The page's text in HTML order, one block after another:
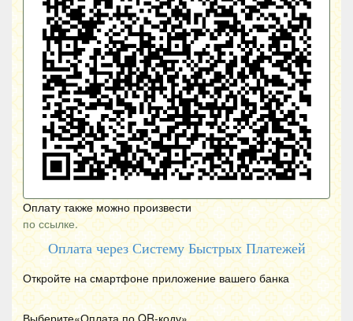
Оплату также можно произвести
по ссылке.
Оплата через Систему Быстрых Платежей
Откройте на смартфоне приложение вашего банка
Выберите«Оплата по QR-коду»